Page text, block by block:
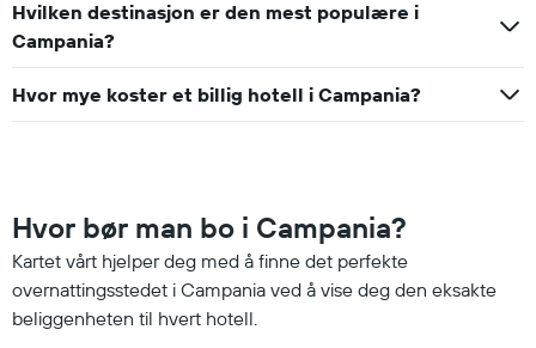
Hvilken destinasjon er den mest populære i
Campania?
Hvor mye koster et billig hotell i Campania?
Hvor bør man bo i Campania?
Kartet vårt hjelper deg med å finne det perfekte
overnattingsstedet i Campania ved å vise deg den eksakte
beliggenheten til hvert hotell.